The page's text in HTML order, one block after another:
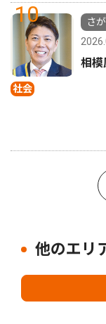
10
社会
さ
相模
他のエリ